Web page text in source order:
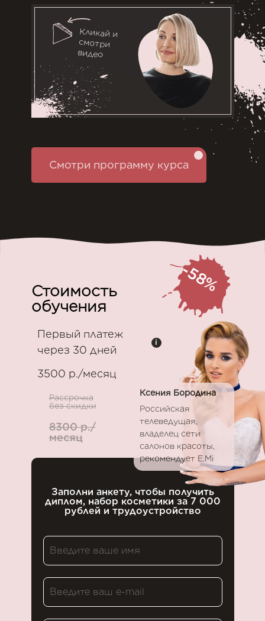
Кликай и
смотри
видео
Смотри программу курса
Стоимость
обучения
Первый платеж
через 30 дней
i
3500 р./месяц
Рассрочка
без скидки
8300 р./
месяц
Заполни анкету, чтобы получить
диплом, набор косметики за 7 000
рублей и трудоустройство
Ксения Бородина
Российская
телеведущая,
владелец сети
салонов красоты,
рекомендует E.Mi
-58%